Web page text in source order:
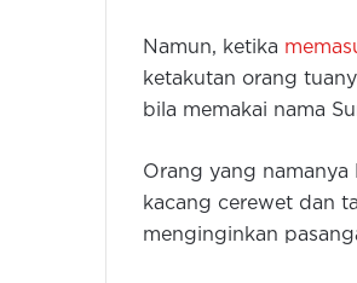
Namun, ketika
ketakutan orang
bila memakai nama
Orang yang
kacang cerewet dan
menginginkan